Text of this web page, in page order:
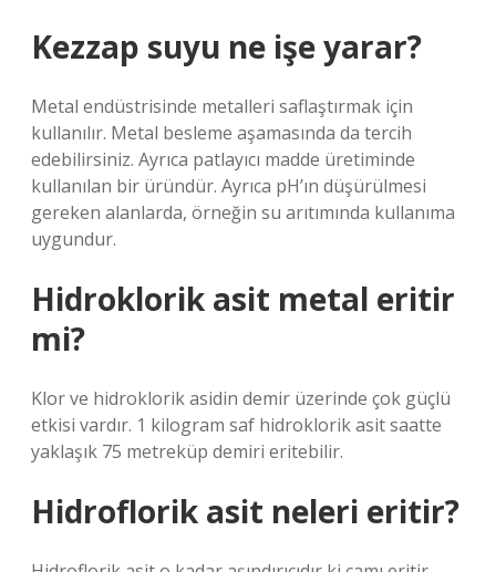
Kezzap suyu ne işe yarar?
Metal endüstrisinde metalleri saflaştırmak için
kullanılır. Metal besleme aşamasında da tercih
edebilirsiniz. Ayrıca patlayıcı madde üretiminde
kullanılan bir üründür. Ayrıca pH’ın düşürülmesi
gereken alanlarda, örneğin su arıtımında kullanıma
uygundur.
Hidroklorik asit metal eritir
mi?
Klor ve hidroklorik asidin demir üzerinde çok güçlü
etkisi vardır. 1 kilogram saf hidroklorik asit saatte
yaklaşık 75 metreküp demiri eritebilir.
Hidroflorik asit neleri eritir?